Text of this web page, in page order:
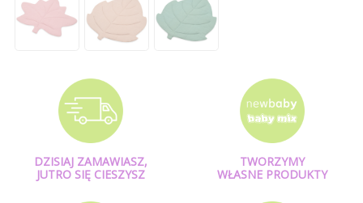
DZISIAJ ZAMAWIASZ,
JUTRO SIĘ CIESZYSZ
TWORZYMY
WŁASNE PRODUKTY